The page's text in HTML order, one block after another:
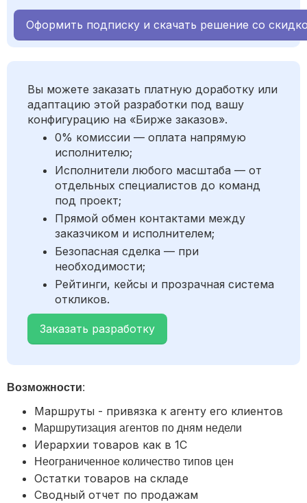
Оформить подписку и скачать решение со
Вы можете заказать платную доработку или
адаптацию этой разработки под вашу
конфигурацию на «Бирже заказов».
0% комиссии — оплата напрямую
исполнителю;
Исполнители любого масштаба — от
отдельных специалистов до команд
под проект;
Прямой обмен контактами между
заказчиком и исполнителем;
Безопасная сделка — при
необходимости;
Рейтинги, кейсы и прозрачная система
откликов.
Заказать разработку
Возможности:
Маршруты - привязка к агенту его клиентов
Маршрутизация агентов по дням недели
Иерархии товаров как в 1С
Неограниченное количество типов цен
Остатки товаров на складе
Сводный отчет по продажам